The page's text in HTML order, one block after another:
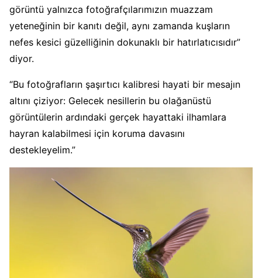
görüntü yalnızca fotoğrafçılarımızın muazzam
yeteneğinin bir kanıtı değil, aynı zamanda kuşların
nefes kesici güzelliğinin dokunaklı bir hatırlatıcısıdır”
diyor.
“Bu fotoğrafların şaşırtıcı kalibresi hayati bir mesajın
altını çiziyor: Gelecek nesillerin bu olağanüstü
görüntülerin ardındaki gerçek hayattaki ilhamlara
hayran kalabilmesi için koruma davasını
destekleyelim.”